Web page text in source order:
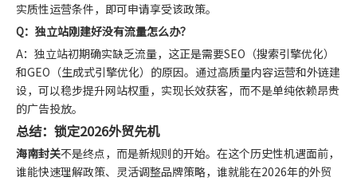
实质性运营条件，即可申请享受该政策。
Q：独立站刚建好没有流量怎么办？
A：独立站初期确实缺乏流量，这正是需要SEO（搜索引擎优化）
和GEO（生成式引擎优化）的原因。通过高质量内容运营和外链建
设，可以稳步提升网站权重，实现长效获客，而不是单纯依赖昂贵
的广告投放。
总结：锁定2026外贸先机
海南封关不是终点，而是新规则的开始。在这个历史性机遇面前，
谁能快速理解政策、灵活调整品牌策略，谁就能在2026年的外贸